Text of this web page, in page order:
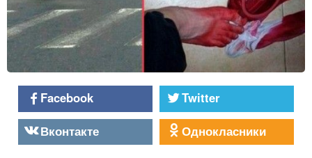
Facebook
Twitter
Вконтакте
Однокласники